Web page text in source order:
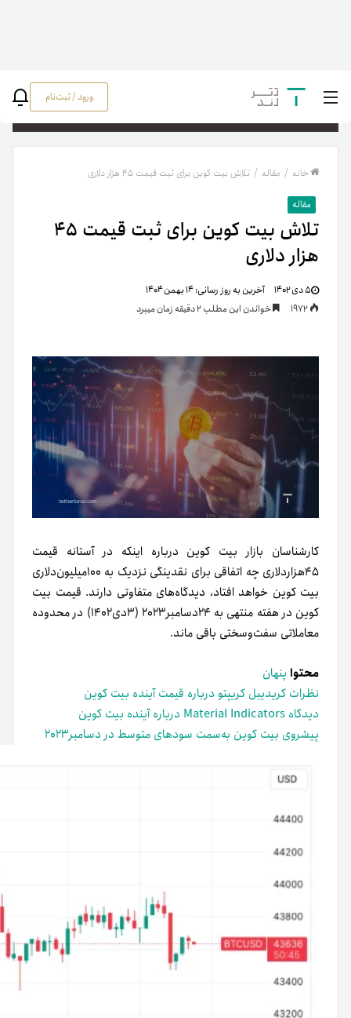
ورود / ثبت‌نام
خانه / مقاله / تلاش بیت کوین برای ثبت قیمت ۴۵ هزار دلاری
مقاله
تلاش بیت کوین برای ثبت قیمت ۴۵
هزار دلاری
۵ دی ۱۴۰۲ آخرین به روز رسانی:۱۴ بهمن ۱۴۰۴
خواندن این مطلب 2 دقیقه زمان میبرد
کارشناسان بازار بیت کوین درباره اینکه در آستانه قیمت
۴۵هزاردلاری چه اتفاقی برای نقدینگی نزدیک به ۱۰۰میلیون‌دلاری
بیت کوین خواهد افتاد، دیدگاه‌های متفاوتی دارند. قیمت بیت
کوین در هفته منتهی به ۲۴‌دسامبر۲۰۲۳ (۳دی۱۴۰۲) در محدوده
معاملاتی سفت‌و‌سختی باقی ماند.
محتوا پنهان
نظرات کریدیبل کریپتو درباره قیمت آینده بیت کوین
دیدگاه Material Indicators درباره آینده بیت کوین
پیشروی بیت کوین به‌سمت سودهای متوسط در دسامبر۲۰۲۳